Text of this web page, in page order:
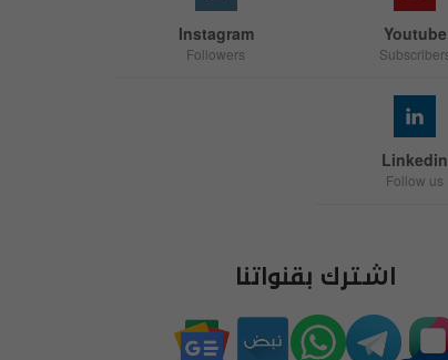
Youtube
Instagram
Followers
Linkedin
Follow us
اشترك بقنواتنا